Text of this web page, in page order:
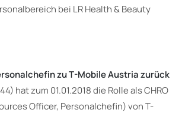
bei LR Health & Beauty
zu T-Mobile Austria zurück
hat zum 01.01.2018 die Rolle als CHRO
Officer, Personalchefin) von T-